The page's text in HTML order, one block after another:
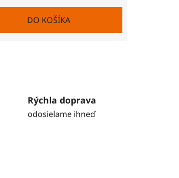
DO KOŠÍKA
Rýchla doprava
odosielame ihneď